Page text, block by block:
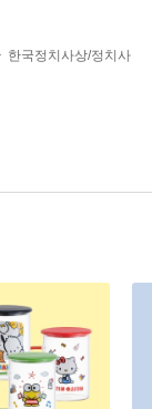
한국정치사상/정치사